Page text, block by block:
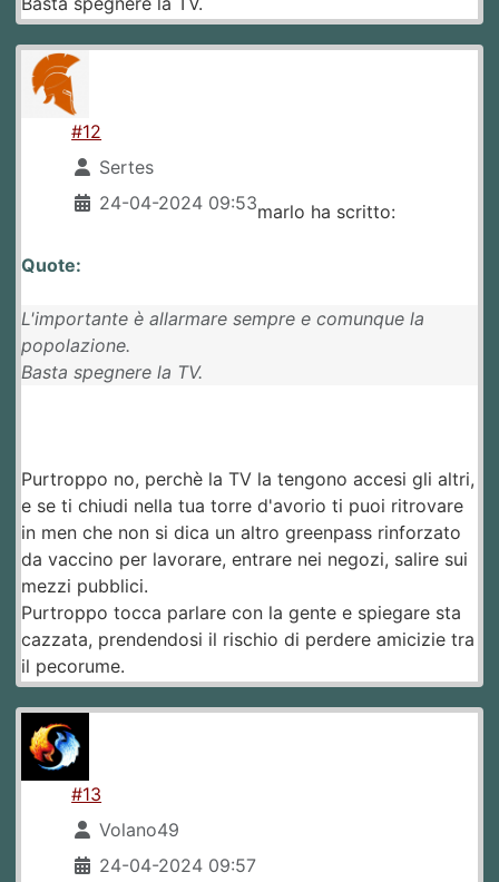
#12
Sertes
24-04-2024 09:53marlo ha scritto:
Quote:
L'importante è allarmare sempre e comunque la
popolazione.
Basta spegnere la TV.
Purtroppo no, perchè la TV la tengono accesi gli altri,
e se ti chiudi nella tua torre d'avorio ti puoi ritrovare
in men che non si dica un altro greenpass rinforzato
da vaccino per lavorare, entrare nei negozi, salire sui
mezzi pubblici.
Purtroppo tocca parlare con la gente e spiegare sta
cazzata, prendendosi il rischio di perdere amicizie tra
il pecorume.
#13
Volano49
24-04-2024 09:57